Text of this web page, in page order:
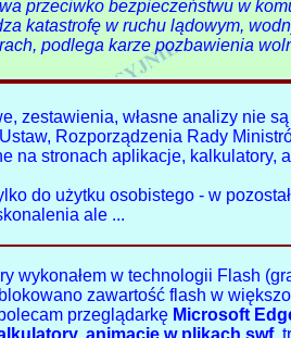
przeciwko bezpieczeństwu w
katastrofę w ruchu lądowym,
podlega karze pozbawienia
zestawienia, własne analizy nie
Rozporządzenia Rady
na stronach aplikacje, kalkulatory,
do użytku osobistego - w
ale ...
wykonałem w technologii Flash
zawartość flash w
przeglądarkę Microsoft
animacje w plikach swf,